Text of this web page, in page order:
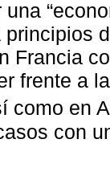
Francia
frente a
como en
con